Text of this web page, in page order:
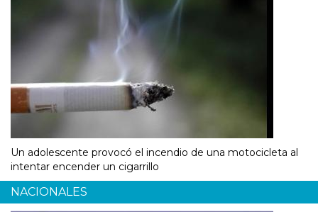
Un adolescente provocó el incendio de una motocicleta al
intentar encender un cigarrillo
NACIONALES